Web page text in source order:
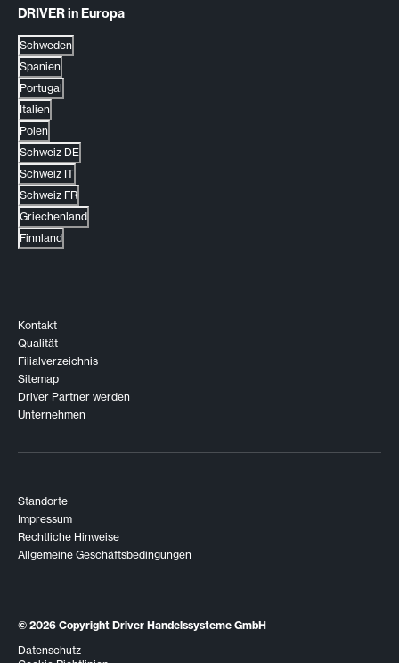
DRIVER in Europa
Schweden
Spanien
Portugal
Italien
Polen
Schweiz DE
Schweiz IT
Schweiz FR
Griechenland
Finnland
Kontakt
Qualität
Filialverzeichnis
Sitemap
Driver Partner werden
Unternehmen
Standorte
Impressum
Rechtliche Hinweise
Allgemeine Geschäftsbedingungen
© 2026 Copyright Driver Handelssysteme GmbH
Datenschutz